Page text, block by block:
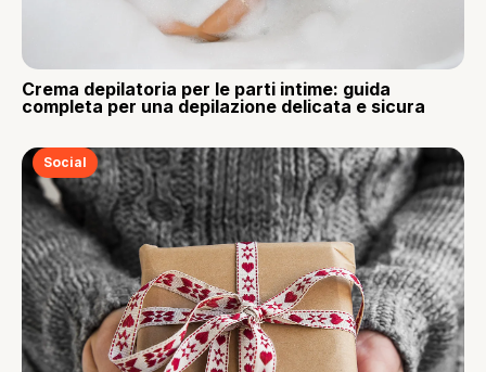
Crema depilatoria per le parti intime: guida
completa per una depilazione delicata e sicura
Social